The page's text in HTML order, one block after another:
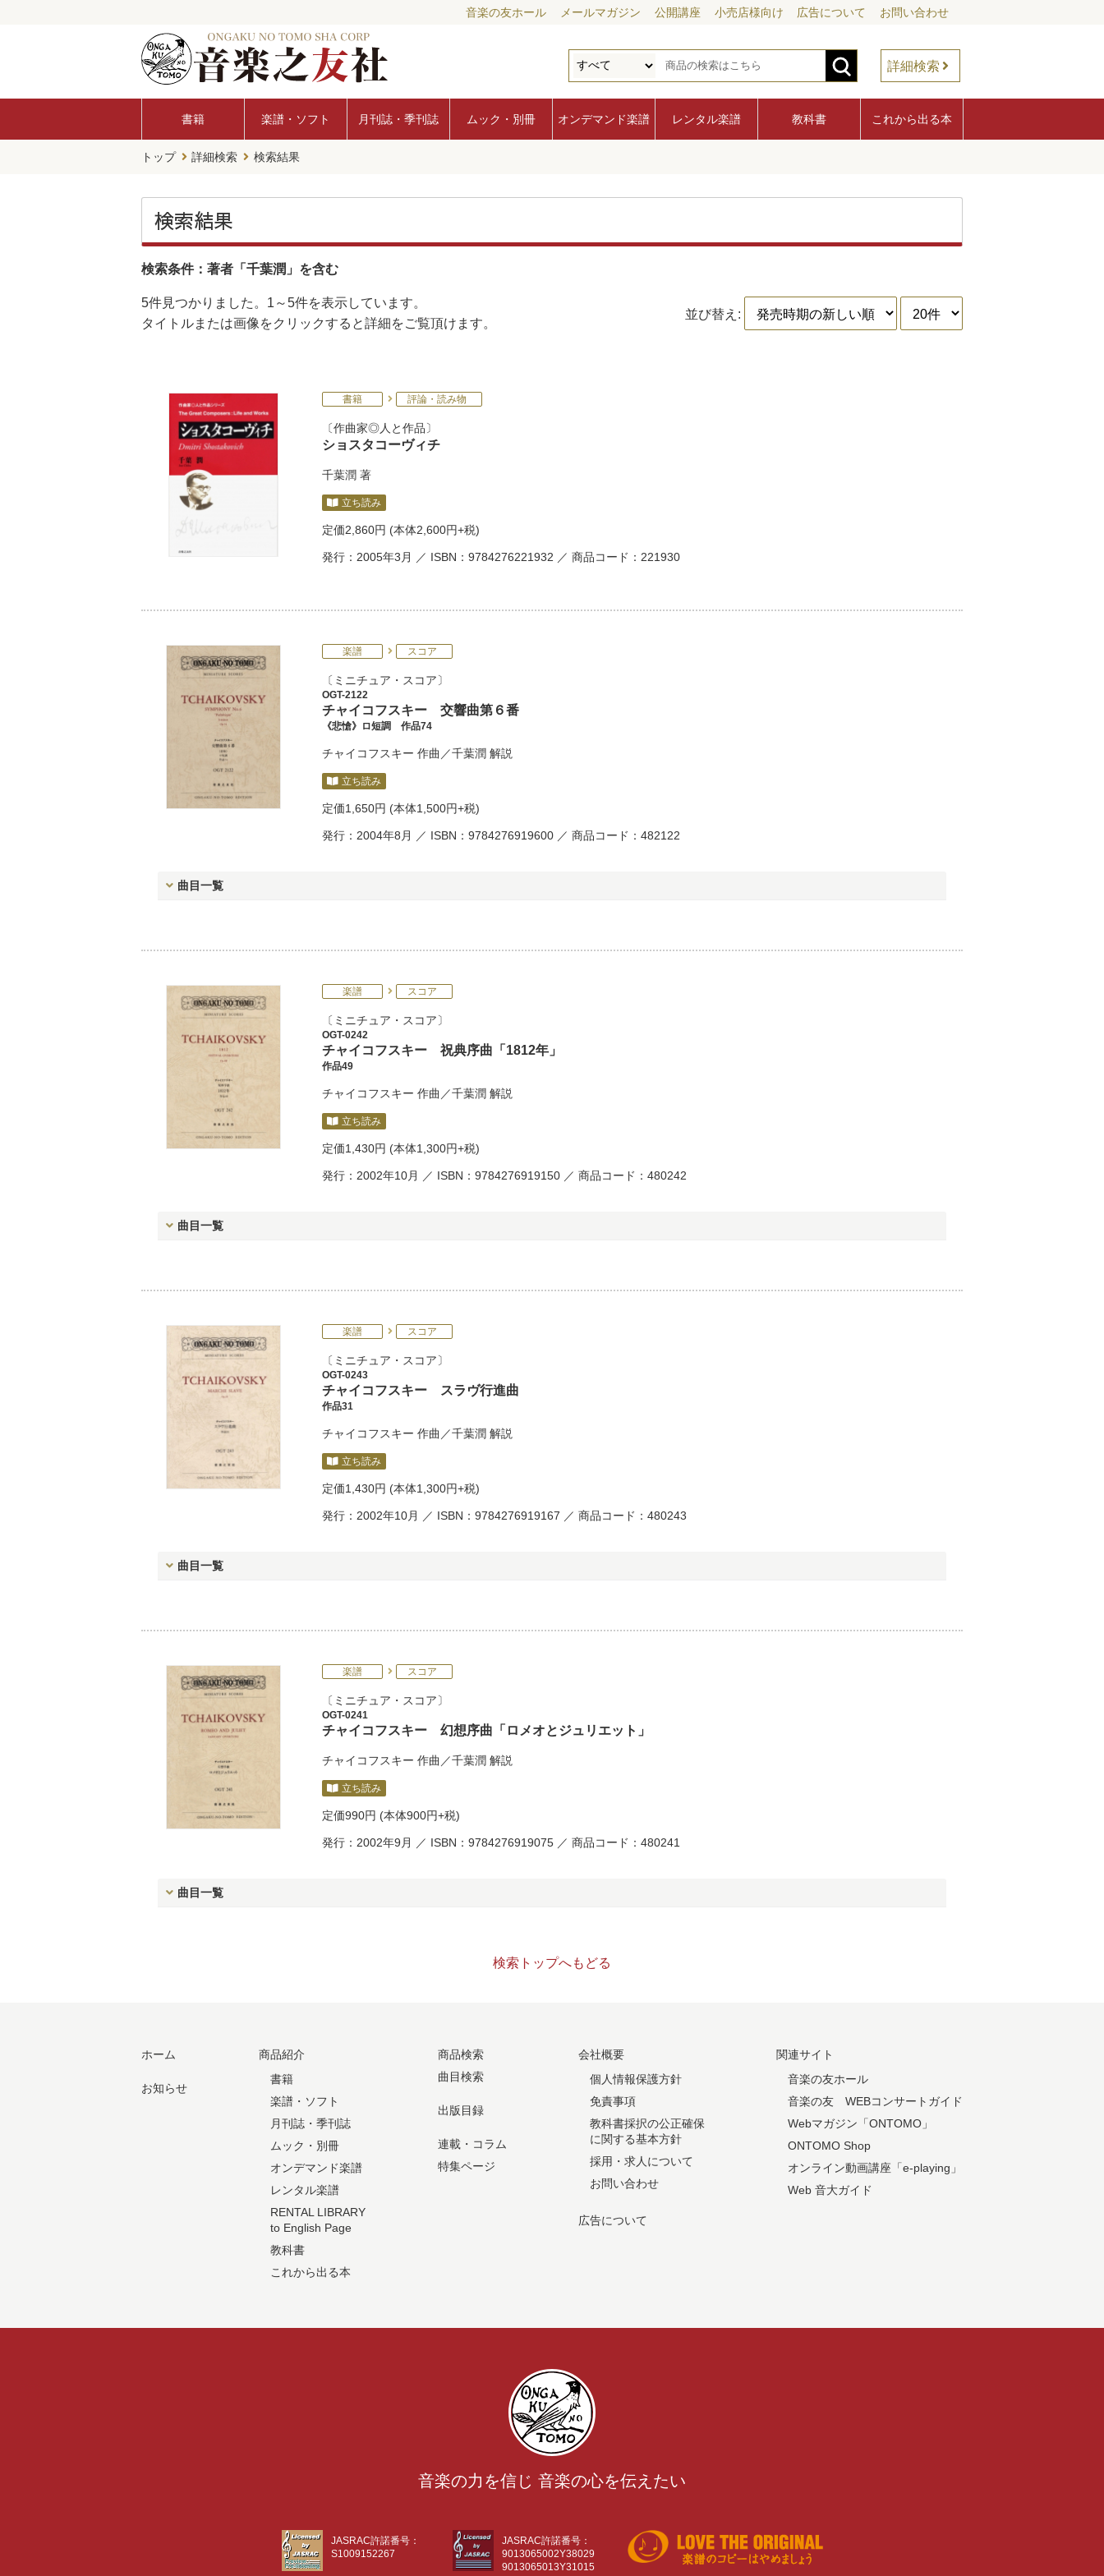
音楽の友ホール メールマガジン 公開講座 小売店様向け 広告について お問い合わせ
詳細検索
書籍 楽譜・ソフト 月刊誌・季刊誌 ムック・別冊 オンデマンド楽譜 レンタル楽譜 教科書 これから出る本
トップ 詳細検索 検索結果
検索結果
検索条件：著者「千葉潤」を含む
5件見つかりました。 1～5件を表示しています。
タイトルまたは画像をクリックすると詳細をご覧頂けます。
並び替え:
書籍 評論・読み物
作曲家◎人と作品
ショスタコーヴィチ
千葉潤 著
立ち読み
定価2,860円 (本体2,600円+税)
発行：2005年3月 ／ ISBN：9784276221932 ／ 商品コード：221930
楽譜 スコア
ミニチュア・スコア
OGT-2122
チャイコフスキー 交響曲第６番
《悲愴》ロ短調 作品74
チャイコフスキー 作曲／千葉潤 解説
立ち読み
定価1,650円 (本体1,500円+税)
発行：2004年8月 ／ ISBN：9784276919600 ／ 商品コード：482122
曲目一覧
楽譜 スコア
ミニチュア・スコア
OGT-0242
チャイコフスキー 祝典序曲「1812年」
作品49
チャイコフスキー 作曲／千葉潤 解説
立ち読み
定価1,430円 (本体1,300円+税)
発行：2002年10月 ／ ISBN：9784276919150 ／ 商品コード：480242
曲目一覧
楽譜 スコア
ミニチュア・スコア
OGT-0243
チャイコフスキー スラヴ行進曲
作品31
チャイコフスキー 作曲／千葉潤 解説
立ち読み
定価1,430円 (本体1,300円+税)
発行：2002年10月 ／ ISBN：9784276919167 ／ 商品コード：480243
曲目一覧
楽譜 スコア
ミニチュア・スコア
OGT-0241
チャイコフスキー 幻想序曲「ロメオとジュリエット」
チャイコフスキー 作曲／千葉潤 解説
立ち読み
定価990円 (本体900円+税)
発行：2002年9月 ／ ISBN：9784276919075 ／ 商品コード：480241
曲目一覧
検索トップへもどる
ホーム
お知らせ
商品紹介
書籍
楽譜・ソフト
月刊誌・季刊誌
ムック・別冊
オンデマンド楽譜
レンタル楽譜
RENTAL LIBRARY
to English Page
教科書
これから出る本
商品検索
曲目検索
出版目録
連載・コラム
特集ページ
会社概要
個人情報保護方針
免責事項
教科書採択の公正確保
に関する基本方針
採用・求人について
お問い合わせ
広告について
関連サイト
音楽の友ホール
音楽の友 WEBコンサートガイド
Webマガジン「ONTOMO」
ONTOMO Shop
オンライン動画講座「e-playing」
Web 音大ガイド
音楽の力を信じ 音楽の心を伝えたい
JASRAC許諾番号：
S1009152267
JASRAC許諾番号：
9013065002Y38029
9013065013Y31015